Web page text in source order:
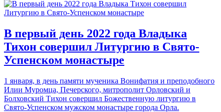
В первый день 2022 года Владыка
Тихон совершил Литургию в Свято-
Успенском монастыре
1 января, в день памяти мученика Вонифатия и преподобного
Илии Муромца, Печерского, митрополит Орловский и
Болховский Тихон совершил Божественную литургию в
Свято-Успенском мужском монастыре города Орла.